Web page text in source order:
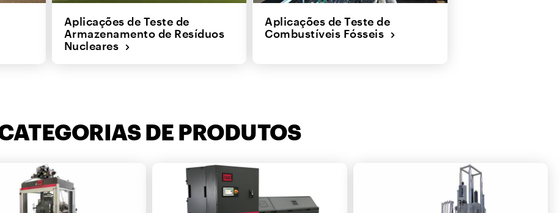
Aplicações de Teste de
Armazenamento de Resíduos
Nucleares
Aplicações de Teste de
Combustíveis Fósseis
DE PRODUTOS